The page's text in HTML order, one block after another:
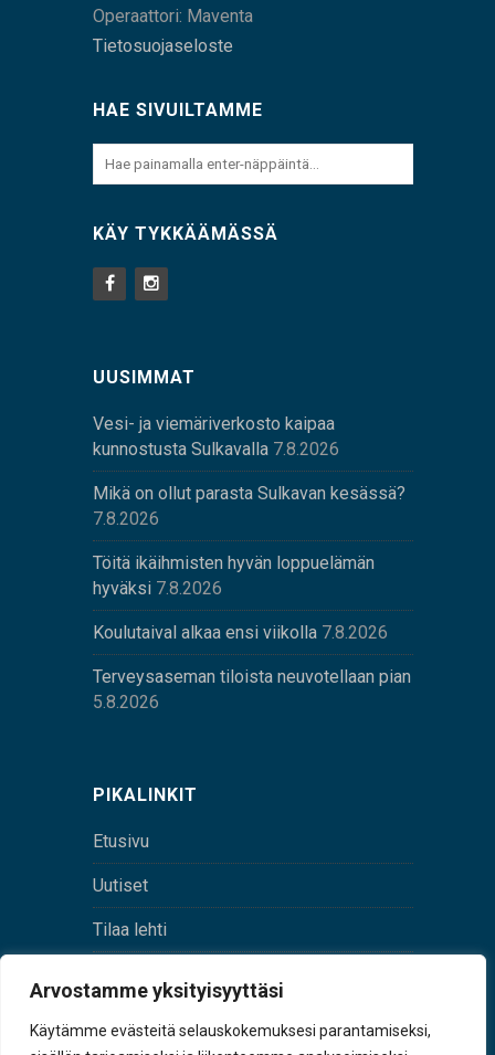
Arvostamme yksityisyyttäsi
Käytämme evästeitä selauskokemuksesi parantamiseksi,
Operaattori: Maventa
Tietosuojaseloste
HAE SIVUILTAMME
KÄY TYKKÄÄMÄSSÄ
UUSIMMAT
Vesi- ja viemäriverkosto kaipaa
kunnostusta Sulkavalla 7.8.2026
Mikä on ollut parasta Sulkavan kesässä?
7.8.2026
Töitä ikäihmisten hyvän loppuelämän
hyväksi 7.8.2026
Koulutaival alkaa ensi viikolla 7.8.2026
Terveysaseman tiloista neuvotellaan pian
5.8.2026
PIKALINKIT
Etusivu
Uutiset
Tilaa lehti